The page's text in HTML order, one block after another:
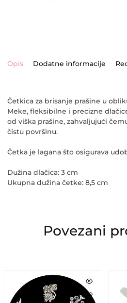
Opis Dodatne informacije
Četkica za brisanje prašine u
Meke, fleksibilne i precizne
od viška prašine, zahvaljujući
čistu površinu.
Četka je lagana što osigurava
Dužina dlačica: 3 cm
Ukupna dužina četke: 8,5 cm
Povezani